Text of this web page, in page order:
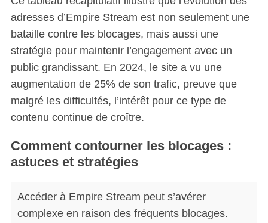
adresses d’Empire Stream est non seulement une
bataille contre les blocages, mais aussi une
stratégie pour maintenir l’engagement avec un
public grandissant. En 2024, le site a vu une
augmentation de 25% de son trafic, preuve que
malgré les difficultés, l’intérêt pour ce type de
contenu continue de croître.
Comment contourner les blocages :
astuces et stratégies
Accéder à Empire Stream peut s’avérer
complexe en raison des fréquents blocages.